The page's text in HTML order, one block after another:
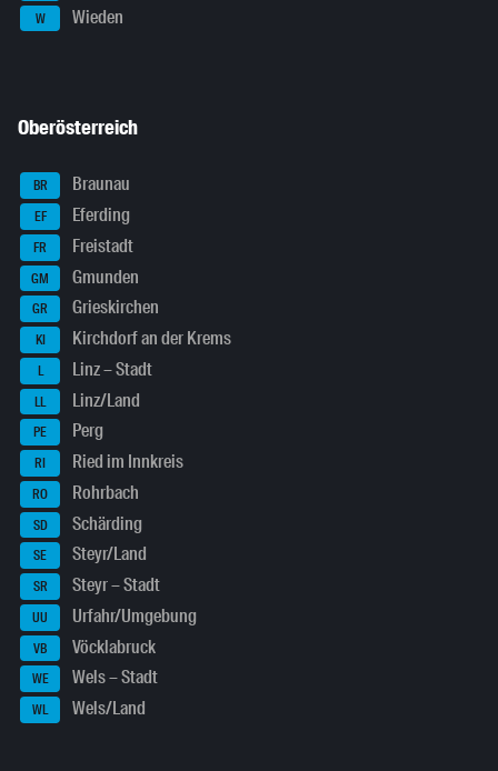
W Wieden
Oberösterreich
BR Braunau
EF Eferding
FR Freistadt
GM Gmunden
GR Grieskirchen
KI Kirchdorf an der Krems
L Linz – Stadt
LL Linz/Land
PE Perg
RI Ried im Innkreis
RO Rohrbach
SD Schärding
SE Steyr/Land
SR Steyr – Stadt
UU Urfahr/Umgebung
VB Vöcklabruck
WE Wels – Stadt
WL Wels/Land